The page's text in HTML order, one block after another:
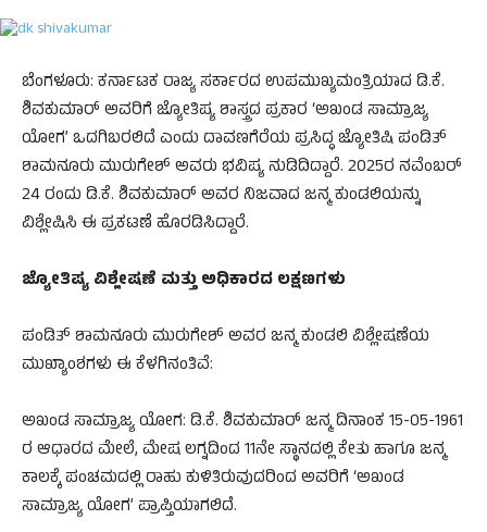
​ಬೆಂಗಳೂರು: ಕರ್ನಾಟಕ ರಾಜ್ಯ ಸರ್ಕಾರದ ಉಪಮುಖ್ಯಮಂತ್ರಿಯಾದ ಡಿ.ಕೆ.
ಶಿವಕುಮಾರ್ ಅವರಿಗೆ ಜ್ಯೋತಿಷ್ಯ ಶಾಸ್ತ್ರದ ಪ್ರಕಾರ ‘ಅಖಂಡ ಸಾಮ್ರಾಜ್ಯ
ಯೋಗ’ ಒದಗಿಬರಲಿದೆ ಎಂದು ದಾವಣಗೆರೆಯ ಪ್ರಸಿದ್ಧ ಜ್ಯೋತಿಷಿ ಪಂಡಿತ್
ಶಾಮನೂರು ಮುರುಗೇಶ್ ಅವರು ಭವಿಷ್ಯ ನುಡಿದಿದ್ದಾರೆ. 2025ರ ನವೆಂಬರ್
24 ರಂದು ಡಿ.ಕೆ. ಶಿವಕುಮಾರ್ ಅವರ ನಿಜವಾದ ಜನ್ಮ ಕುಂಡಲಿಯನ್ನು
ವಿಶ್ಲೇಷಿಸಿ ಈ ಪ್ರಕಟಣೆ ಹೊರಡಿಸಿದ್ದಾರೆ.
​ಜ್ಯೋತಿಷ್ಯ ವಿಶ್ಲೇಷಣೆ ಮತ್ತು ಅಧಿಕಾರದ ಲಕ್ಷಣಗಳು
​ಪಂಡಿತ್ ಶಾಮನೂರು ಮುರುಗೇಶ್ ಅವರ ಜನ್ಮ ಕುಂಡಲಿ ವಿಶ್ಲೇಷಣೆಯ
ಮುಖ್ಯಾಂಶಗಳು ಈ ಕೆಳಗಿನಂತಿವೆ:
​ಅಖಂಡ ಸಾಮ್ರಾಜ್ಯ ಯೋಗ: ಡಿ.ಕೆ. ಶಿವಕುಮಾರ್ ಜನ್ಮ ದಿನಾಂಕ 15-05-1961
ರ ಆಧಾರದ ಮೇಲೆ, ಮೇಷ ಲಗ್ನದಿಂದ 11ನೇ ಸ್ಥಾನದಲ್ಲಿ ಕೇತು ಹಾಗೂ ಜನ್ಮ
ಕಾಲಕ್ಕೆ ಪಂಚಮದಲ್ಲಿ ರಾಹು ಕುಳಿತಿರುವುದರಿಂದ ಅವರಿಗೆ ‘ಅಖಂಡ
ಸಾಮ್ರಾಜ್ಯ ಯೋಗ’ ಪ್ರಾಪ್ತಿಯಾಗಲಿದೆ.